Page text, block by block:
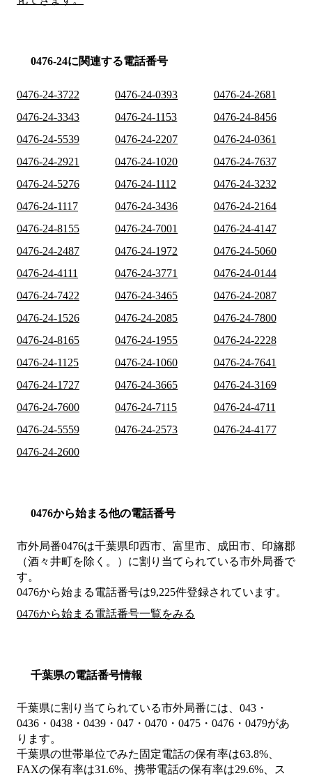
0476-24に関連する電話番号
0476-24-3722 0476-24-0393
0476-24-2681
0476-24-3343
0476-24-1153
0476-24-8456
0476-24-5539
0476-24-2207
0476-24-0361
0476-24-2921
0476-24-1020
0476-24-7637
0476-24-5276
0476-24-1112
0476-24-3232
0476-24-1117
0476-24-3436
0476-24-2164
0476-24-8155
0476-24-7001
0476-24-4147
0476-24-2487
0476-24-1972
0476-24-5060
0476-24-4111
0476-24-3771
0476-24-0144
0476-24-7422
0476-24-3465
0476-24-2087
0476-24-1526
0476-24-2085
0476-24-7800
0476-24-8165
0476-24-1955
0476-24-2228
0476-24-1125
0476-24-1060
0476-24-7641
0476-24-1727
0476-24-3665
0476-24-3169
0476-24-7600
0476-24-7115
0476-24-4711
0476-24-5559
0476-24-2573
0476-24-4177
0476-24-2600
0476から始まる他の電話番号
市外局番0476は千葉県印西市、富里市、成田市、印旛郡
（酒々井町を除く。） に割り当てられている市外局番で
す。
0476から始まる電話番号は9,225件登録されています。
0476から始まる電話番号一覧をみる
千葉県の電話番号情報
千葉県に割り当てられている市外局番には、043・
0436・0438・0439・047・0470・0475・0476・0479があ
ります。
千葉県の世帯単位でみた固定電話の保有率は63.8%、
FAXの保有率は31.6%、携帯電話の保有率は29.6%、ス